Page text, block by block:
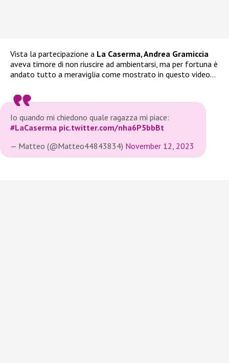
Vista la partecipazione a La Caserma, Andrea Gramiccia
aveva timore di non riuscire ad ambientarsi, ma per fortuna è
andato tutto a meraviglia come mostrato in questo video…
Io quando mi chiedono quale ragazza mi piace:
#LaCaserma pic.twitter.com/nha6P5bbBt
— Matteo (@Matteo44843834) November 12, 2023